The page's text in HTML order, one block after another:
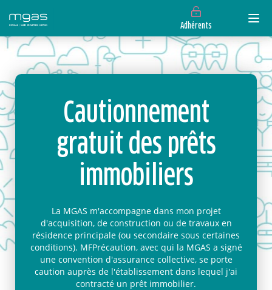
Adhérents
Cautionnement
gratuit des prêts
immobiliers
La MGAS m'accompagne dans mon projet
d'acquisition, de construction ou de travaux en
résidence principale (ou secondaire sous certaines
conditions). MFPrécaution, avec qui la MGAS a signé
une convention d'assurance collective, se porte
caution auprès de l'établissement dans lequel j'ai
contracté un prêt immobilier.